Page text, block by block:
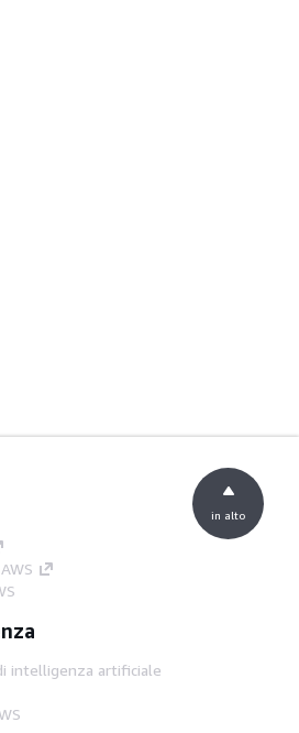
intelligenza artificiale
in alto